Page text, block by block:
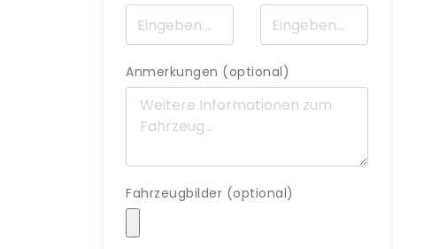
Anmerkungen (optional)
Fahrzeugbilder (optional)